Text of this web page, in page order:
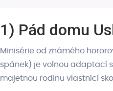
Nehýbej se (2024)
Co jsme viděli, co jsme
Dům na kopci (2018)
1) Pád domu
Minisérie od známého
spánek) je volnou adaptací
majetnou rodinu vlastnící